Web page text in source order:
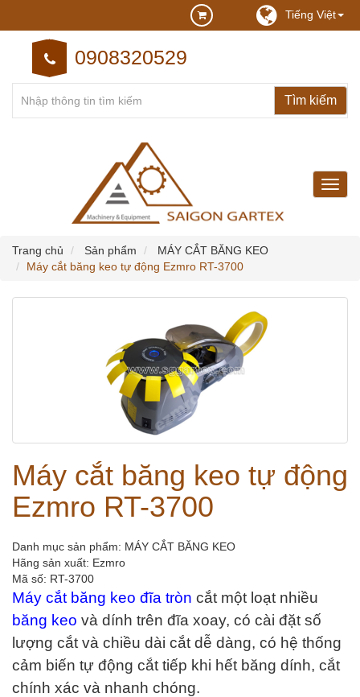
Tiếng Việt
0908320529
may
may
Trang chủ
Sản phẩm
MÁY CẮT BĂNG KEO
Máy cắt băng keo tự động Ezmro RT-3700
Máy cắt băng keo tự động
Ezmro RT-3700
Danh mục sản phẩm: MÁY CẮT BĂNG KEO
Hãng sản xuất: Ezmro
Mã số: RT-3700
Máy cắt băng keo đĩa tròn cắt một loạt nhiều
băng keo và dính trên đĩa xoay, có cài đặt số
lượng cắt và chiều dài cắt dễ dàng, có hệ thống
cảm biến tự động cắt tiếp khi hết băng dính, cắt
chính xác và nhanh chóng.